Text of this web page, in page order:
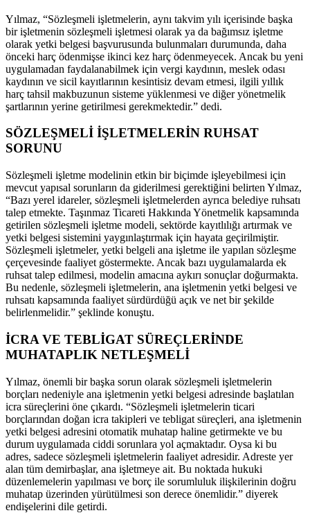
Yılmaz, “Sözleşmeli işletmelerin, aynı takvim yılı içerisinde başka
bir işletmenin sözleşmeli işletmesi olarak ya da bağımsız işletme
olarak yetki belgesi başvurusunda bulunmaları durumunda, daha
önceki harç ödenmişse ikinci kez harç ödenmeyecek. Ancak bu yeni
uygulamadan faydalanabilmek için vergi kaydının, meslek odası
kaydının ve sicil kayıtlarının kesintisiz devam etmesi, ilgili yıllık
harç tahsil makbuzunun sisteme yüklenmesi ve diğer yönetmelik
şartlarının yerine getirilmesi gerekmektedir.” dedi.
SÖZLEŞMELİ İŞLETMELERİN RUHSAT
SORUNU
Sözleşmeli işletme modelinin etkin bir biçimde işleyebilmesi için
mevcut yapısal sorunların da giderilmesi gerektiğini belirten Yılmaz,
“Bazı yerel idareler, sözleşmeli işletmelerden ayrıca belediye ruhsatı
talep etmekte. Taşınmaz Ticareti Hakkında Yönetmelik kapsamında
getirilen sözleşmeli işletme modeli, sektörde kayıtlılığı artırmak ve
yetki belgesi sistemini yaygınlaştırmak için hayata geçirilmiştir.
Sözleşmeli işletmeler, yetki belgeli ana işletme ile yapılan sözleşme
çerçevesinde faaliyet göstermekte. Ancak bazı uygulamalarda ek
ruhsat talep edilmesi, modelin amacına aykırı sonuçlar doğurmakta.
Bu nedenle, sözleşmeli işletmelerin, ana işletmenin yetki belgesi ve
ruhsatı kapsamında faaliyet sürdürdüğü açık ve net bir şekilde
belirlenmelidir.” şeklinde konuştu.
İCRA VE TEBLİGAT SÜREÇLERİNDE
MUHATAPLIK NETLEŞMELİ
Yılmaz, önemli bir başka sorun olarak sözleşmeli işletmelerin
borçları nedeniyle ana işletmenin yetki belgesi adresinde başlatılan
icra süreçlerini öne çıkardı. “Sözleşmeli işletmelerin ticari
borçlarından doğan icra takipleri ve tebligat süreçleri, ana işletmenin
yetki belgesi adresini otomatik muhatap haline getirmekte ve bu
durum uygulamada ciddi sorunlara yol açmaktadır. Oysa ki bu
adres, sadece sözleşmeli işletmelerin faaliyet adresidir. Adreste yer
alan tüm demirbaşlar, ana işletmeye ait. Bu noktada hukuki
düzenlemelerin yapılması ve borç ile sorumluluk ilişkilerinin doğru
muhatap üzerinden yürütülmesi son derece önemlidir.” diyerek
endişelerini dile getirdi.